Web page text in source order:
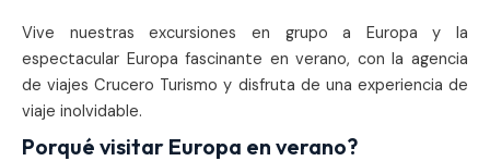
Vive nuestras excursiones en grupo a Europa y la
espectacular Europa fascinante en verano, con la agencia
de viajes Crucero Turismo y disfruta de una experiencia de
viaje inolvidable.
Porqué visitar Europa en verano?